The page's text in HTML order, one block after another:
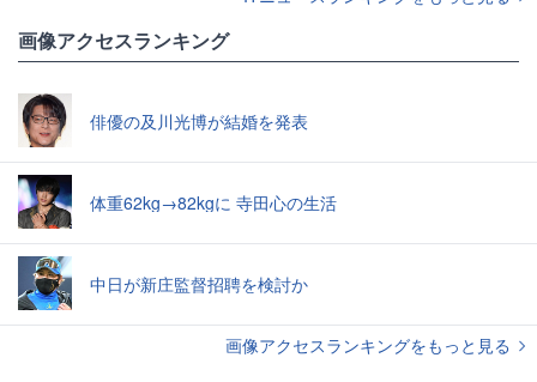
画像アクセスランキング
俳優の及川光博が結婚を発表
体重62kg→82kgに 寺田心の生活
中日が新庄監督招聘を検討か
画像アクセスランキングをもっと見る